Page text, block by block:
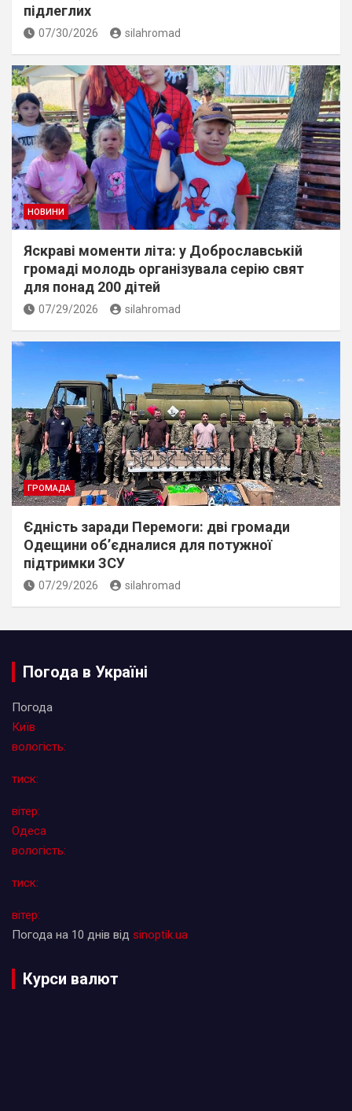
підлеглих
07/30/2026 silahromad
НОВИНИ
Яскраві моменти літа: у Доброславській
громаді молодь організувала серію свят
для понад 200 дітей
07/29/2026 silahromad
ГРОМАДА
Єдність заради Перемоги: дві громади
Одещини об’єдналися для потужної
підтримки ЗСУ
07/29/2026 silahromad
Погода в Україні
Погода
Київ
вологість:
тиск:
вітер:
Одеса
вологість:
тиск:
вітер:
Погода на 10 днів від sinoptik.ua
Курси валют